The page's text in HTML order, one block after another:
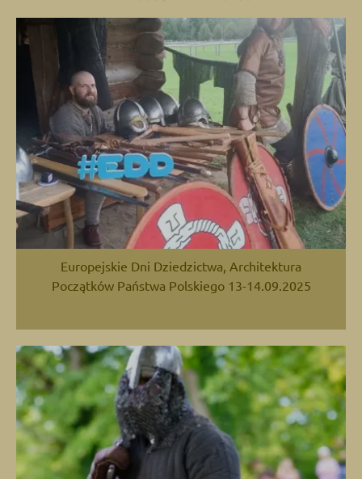
Europejskie Dni Dziedzictwa, Architektura
Początków Państwa Polskiego 13-14.09.2025